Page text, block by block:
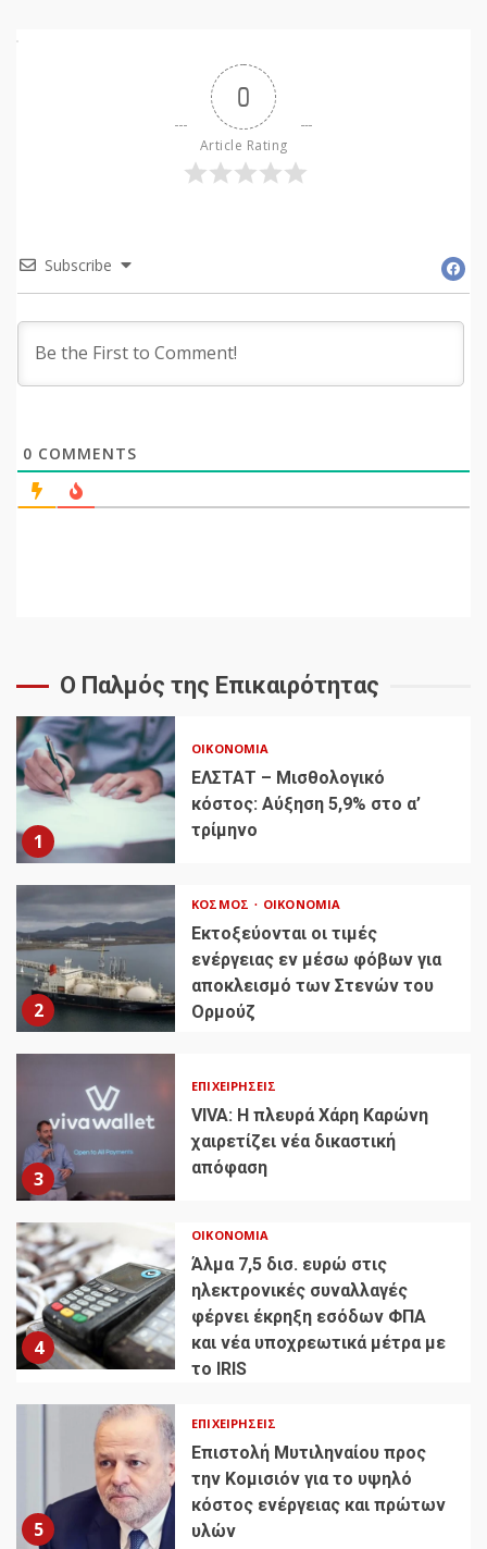
0
Article Rating
Subscribe
0 COMMENTS
Ο Παλμός της Επικαιρότητας
1
ΟΙΚΟΝΟΜΊΑ
ΕΛΣΤΑΤ – Μισθολογικό
κόστος: Αύξηση 5,9% στο α’
τρίμηνο
2
ΚΌΣΜΟΣ ΟΙΚΟΝΟΜΊΑ
Εκτοξεύονται οι τιμές
ενέργειας εν μέσω φόβων για
αποκλεισμό των Στενών του
Ορμούζ
3
ΕΠΙΧΕΙΡΉΣΕΙΣ
VIVA: Η πλευρά Χάρη Καρώνη
χαιρετίζει νέα δικαστική
απόφαση
4
ΟΙΚΟΝΟΜΊΑ
Άλμα 7,5 δισ. ευρώ στις
ηλεκτρονικές συναλλαγές
φέρνει έκρηξη εσόδων ΦΠΑ
και νέα υποχρεωτικά μέτρα με
το IRIS
5
ΕΠΙΧΕΙΡΉΣΕΙΣ
Επιστολή Μυτιληναίου προς
την Κομισιόν για το υψηλό
κόστος ενέργειας και πρώτων
υλών